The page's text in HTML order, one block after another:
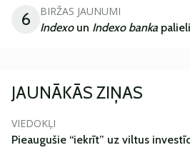
6 BIRŽAS JAUNUMI
Indexoun Indexo banka
JAUNĀKĀS ZIŅAS
VIEDOKĻI
Pieaugušie “iekrīt” uz viltus